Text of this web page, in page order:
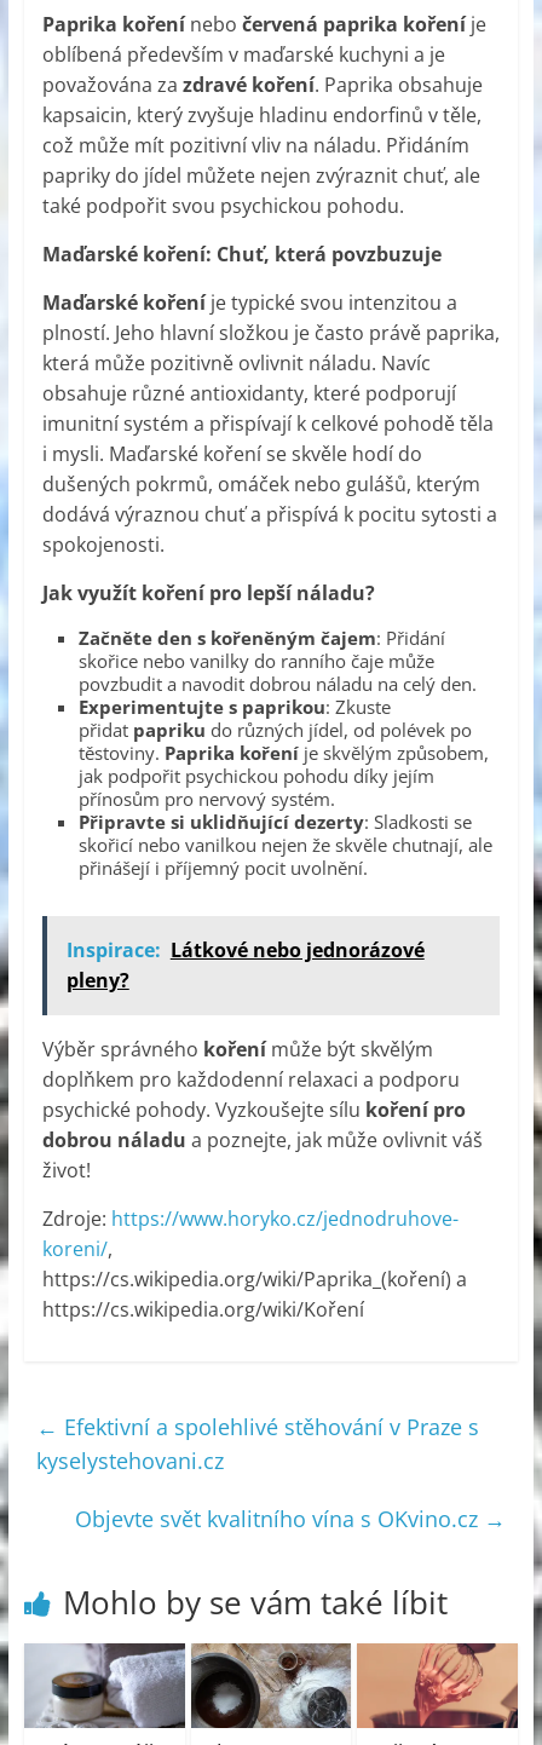
Paprika kořenínebo červená paprika kořeníje
oblíbená především v maďarské kuchyni a je
považována za zdravé koření. Paprika obsahuje
kapsaicin, který zvyšuje hladinu endorfinů v těle,
což může mít pozitivní vliv na náladu. Přidáním
papriky do jídel můžete nejen zvýraznit chuť, ale
také podpořit svou psychickou pohodu.
Maďarské koření: Chuť, která povzbuzuje
Maďarské kořeníje typické svou intenzitou a
plností. Jeho hlavní složkou je často právě paprika,
která může pozitivně ovlivnit náladu. Navíc
obsahuje různé antioxidanty, které podporují
imunitní systém a přispívají k celkové pohodě těla
i mysli. Maďarské koření se skvěle hodí do
dušených pokrmů, omáček nebo gulášů, kterým
dodává výraznou chuť a přispívá k pocitu sytosti a
spokojenosti.
Jak využít koření pro lepší náladu?
Začněte den s kořeněným čajem: Přidání
skořice nebo vanilky do ranního čaje může
povzbudit a navodit dobrou náladu na celý den.
Experimentujte s paprikou: Zkuste
přidat papriku do různých jídel, od polévek po
těstoviny. Paprika kořeníje skvělým způsobem,
jak podpořit psychickou pohodu díky jejím
přínosům pro nervový systém.
Připravte si uklidňující dezerty: Sladkosti se
skořicí nebo vanilkou nejen že skvěle chutnají, ale
přinášejí i příjemný pocit uvolnění.
Inspirace: Látkové nebo jednorázové
pleny?
Výběr správného kořenímůže být skvělým
doplňkem pro každodenní relaxaci a podporu
psychické pohody. Vyzkoušejte sílu koření pro
dobrou náladu a poznejte, jak může ovlivnit váš
život!
Zdroje: https://www.horyko.cz/jednodruhove-
koreni/,
https://cs.wikipedia.org/wiki/Paprika_(koření) a
https://cs.wikipedia.org/wiki/Koření
← Efektivní a spolehlivé stěhování v Praze s
kyselystehovani.cz
Objevte svět kvalitního vína s OKvino.cz →
Mohlo by se vám také líbit